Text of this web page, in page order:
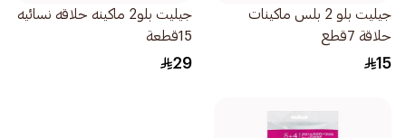
جيليت بلو 2 بلس ماكينات
حلاقة 7قطع
15
جيليت بلو2 ماكينه حلاقه نسائيه
15قطعة
29